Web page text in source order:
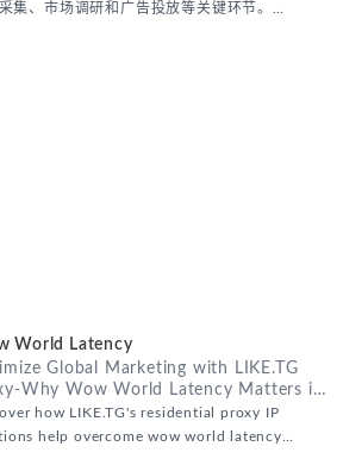
集、市场调研和广告投放等关键环节。
World Latency
Global Marketing with LIKE.TG
Why Wow World Latency Matters in
Marketing
how LIKE.TG's residential proxy IP
help overcome wow world latency